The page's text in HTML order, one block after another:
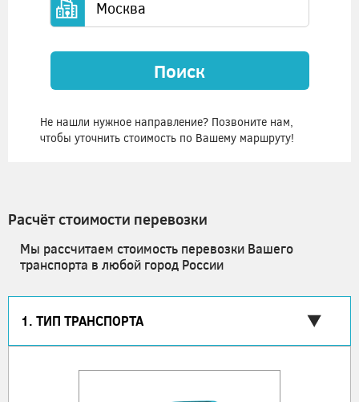
Поиск
Не нашли нужное направление? Позвоните нам,
чтобы уточнить стоимость по Вашему маршруту!
Расчёт стоимости перевозки
Мы рассчитаем стоимость перевозки Вашего
транспорта в любой город России
1. ТИП ТРАНСПОРТА